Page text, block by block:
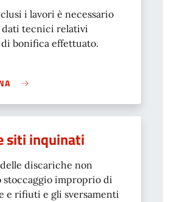
i lavori è necessario
tecnici relativi
bonifica effettuato.
siti inquinati
discariche non
stoccaggio improprio di
e rifiuti e gli sversamenti